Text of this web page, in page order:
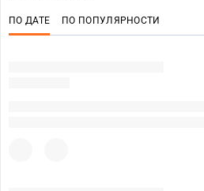
ПО ДАТЕ ПО ПОПУЛЯРНОСТИ